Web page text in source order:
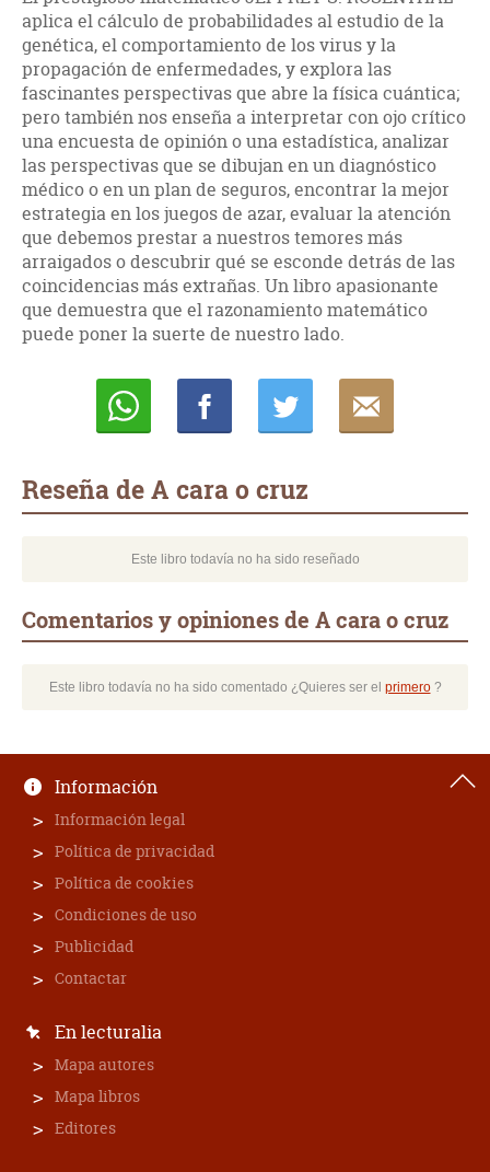
aplica el cálculo de probabilidades al estudio de la
genética, el comportamiento de los virus y la
propagación de enfermedades, y explora las
fascinantes perspectivas que abre la física cuántica;
pero también nos enseña a interpretar con ojo crítico
una encuesta de opinión o una estadística, analizar
las perspectivas que se dibujan en un diagnóstico
médico o en un plan de seguros, encontrar la mejor
estrategia en los juegos de azar, evaluar la atención
que debemos prestar a nuestros temores más
arraigados o descubrir qué se esconde detrás de las
coincidencias más extrañas. Un libro apasionante
que demuestra que el razonamiento matemático
puede poner la suerte de nuestro lado.
Reseña de A cara o cruz
Este libro todavía no ha sido reseñado
Comentarios y opiniones de A cara o cruz
Este libro todavía no ha sido comentado ¿Quieres ser el primero?
Información
Información legal
Política de privacidad
Política de cookies
Condiciones de uso
Publicidad
Contactar
En lecturalia
Mapa autores
Mapa libros
Editores